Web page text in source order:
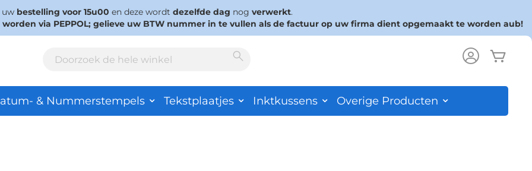
uw bestelling voor 15u00 en deze wordt dezelfde dag nog verwerkt.
via PEPPOL; gelieve uw BTW nummer in te vullen als de factuur op uw firma dient opgemaakt te worden aub!
& Nummerstempels Tekstplaatjes Inktkussens Overige Producten